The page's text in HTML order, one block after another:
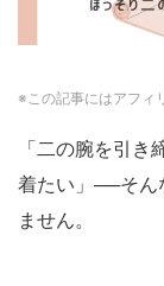
※この記事にはアフィ
「二の腕を引
着たい」──そん
ません。